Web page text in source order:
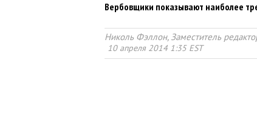
Вербовщики показывают наиболее
Николь Фэллон, Заместитель
10 апреля 2014 1:35 EST